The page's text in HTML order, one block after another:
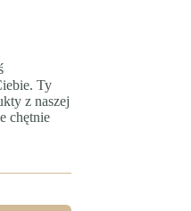
Ty
z naszej
chętnie